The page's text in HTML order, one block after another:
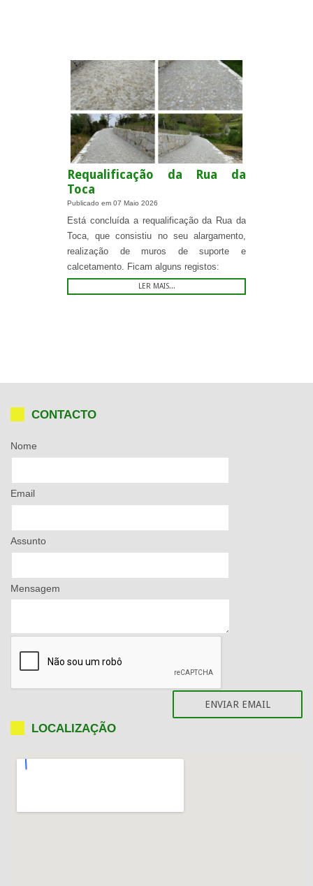
Requalificação da Rua da
Toca
Publicado em 07 Maio 2026
Está concluída a requalificação da Rua da
Toca, que consistiu no seu alargamento,
realização de muros de suporte e
calcetamento. Ficam alguns registos:
LER MAIS...
CONTACTO
Nome
Email
Assunto
Mensagem
LOCALIZAÇÃO